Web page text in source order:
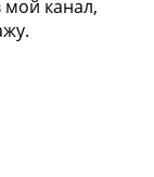
мой канал,